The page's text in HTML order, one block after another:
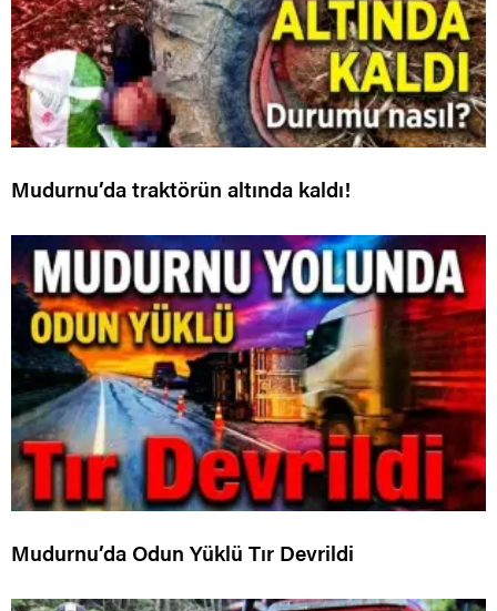
Mudurnu’da traktörün altında kaldı!
Mudurnu’da Odun Yüklü Tır Devrildi